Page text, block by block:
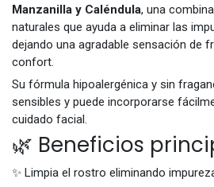
Manzanilla y Caléndula, una
naturales que ayuda a eliminar las
dejando una agradable sensación de
confort.
Su fórmula hipoalergénica y sin
sensibles y puede incorporarse
cuidado facial.
🌿 Beneficios
✨ Limpia el rostro eliminando